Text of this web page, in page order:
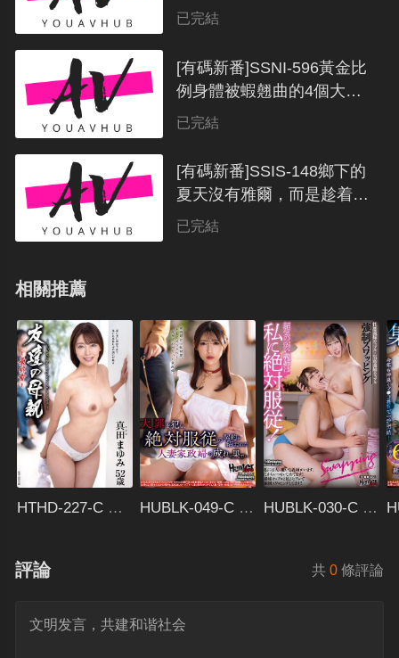
西元小米用小嘴拼命舔蛋、
射！ 時尚偶像爆誕！ #墨
時挂在臉上西元明沙
類型：日本倫理 / 年份：0
已完結
[有碼新番]SSNI-596黃金比
例身體被蝦翹曲的4個大屁
股燒焦，突然中毒的星宮一
類型：日本倫理 / 年份：0
已完結
[有碼新番]SSIS-148鄉下的
夏天沒有雅爾，而是趁着隔
壁美女太太的誘惑，每天一
類型：日本倫理 / 年份：0
已完結
相關推薦
HTHD-227-C 友達の母親～最終章～ HUBLK-049-C 大罪を犯し、絶対服従の契約を結ばされた人妻家政婦の成れの果て… HUBLK-030-C 超気の弱い義姉は私に絶対服従！私には大っ嫌いな義姉がいます。だからいつもいじめてます！義
共0 條評論
評論